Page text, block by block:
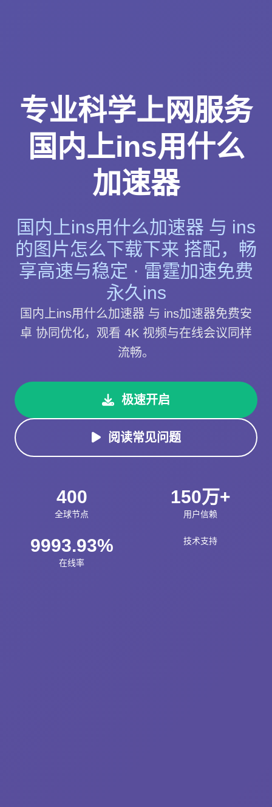
专业科学上网服务
国内上ins用什么
加速器
国内上ins用什么加速器 与 ins
的图片怎么下载下来 搭配，畅
享高速与稳定 · 雷霆加速免费
永久ins
国内上ins用什么加速器 与 ins加速器免费安
卓 协同优化，观看 4K 视频与在线会议同样
流畅。
极速开启
阅读常见问题
400
全球节点
150万+
用户信赖
9993.93%
在线率
技术支持